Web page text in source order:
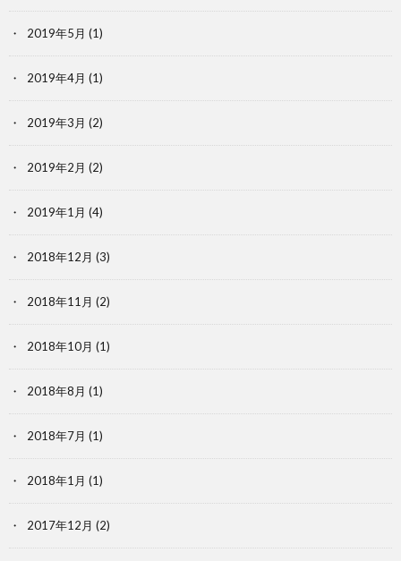
2019年5月 (1)
2019年4月 (1)
2019年3月 (2)
2019年2月 (2)
2019年1月 (4)
2018年12月 (3)
2018年11月 (2)
2018年10月 (1)
2018年8月 (1)
2018年7月 (1)
2018年1月 (1)
2017年12月 (2)